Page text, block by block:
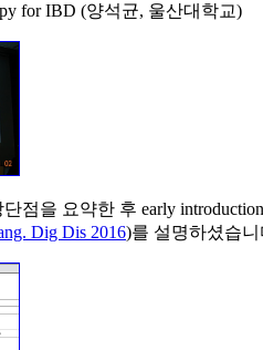
for IBD (양석균, 울산대학교)
을 요약한 후 early introduction
Dig Dis 2016)를 설명하셨습니